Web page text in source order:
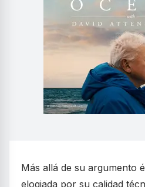
Más allá de su argumento
elogiada por su calidad